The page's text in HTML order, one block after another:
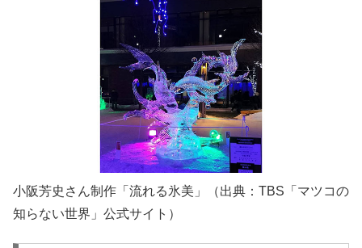
小阪芳史さん制作「流れる氷美」（出典：TBS「マツコの
知らない世界」公式サイト）